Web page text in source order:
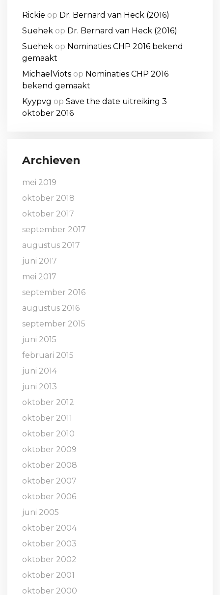
Rickie op Dr. Bernard van Heck (2016)
Suehek op Dr. Bernard van Heck (2016)
Suehek op Nominaties CHP 2016 bekend
gemaakt
MichaelViots op Nominaties CHP 2016
bekend gemaakt
Kyypvg op Save the date uitreiking 3
oktober 2016
Archieven
mei 2019
oktober 2018
oktober 2017
september 2017
augustus 2017
juni 2017
mei 2017
september 2016
augustus 2016
september 2015
juni 2015
februari 2015
juni 2014
juni 2013
oktober 2012
oktober 2011
oktober 2010
oktober 2009
oktober 2008
oktober 2007
oktober 2006
juni 2005
oktober 2004
oktober 2003
oktober 2002
oktober 2001
oktober 2000